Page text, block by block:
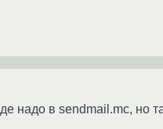
надо в sendmail.mc,